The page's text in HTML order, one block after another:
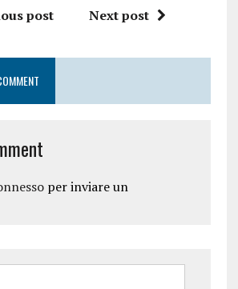
post Next post
per inviare un